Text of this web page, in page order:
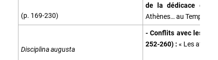
(p. 169-230)
de la dédicace de
Athènes… au Temps
Disciplina augusta
- Conflits avec les
252-260) : « Les